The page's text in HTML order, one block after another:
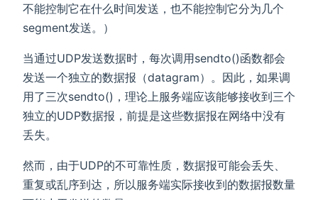
不能控制它在什么时间发送，也不能控制它分为几个
segment发送。）
当通过UDP发送数据时，每次调用sendto()函数都会
发送一个独立的数据报（datagram）。因此，如果调
用了三次sendto()，理论上服务端应该能够接收到三个
独立的UDP数据报，前提是这些数据报在网络中没有
丢失。
然而，由于UDP的不可靠性质，数据报可能会丢失、
重复或乱序到达，所以服务端实际接收到的数据报数量